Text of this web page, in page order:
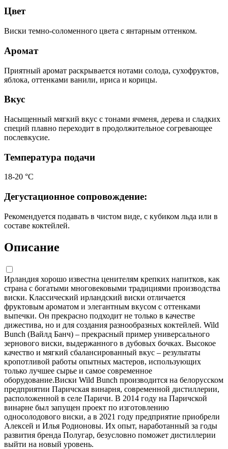
Цвет
Виски темно-соломенного цвета с янтарным оттенком.
Аромат
Приятный аромат раскрывается нотами солода, сухофруктов,
яблока, оттенками ванили, ириса и корицы.
Вкус
Насыщенный мягкий вкус с тонами ячменя, дерева и сладких
специй плавно переходит в продолжительное согревающее
послевкусие.
Температура подачи
18-20 °С
Дегустационное сопровождение:
Рекомендуется подавать в чистом виде, с кубиком льда или в
составе коктейлей.
Описание
Ирландия хорошо известна ценителям крепких напитков, как
страна с богатыми многовековыми традициями производства
виски. Классический ирландский виски отличается
фруктовым ароматом и элегантным вкусом с оттенками
выпечки. Он прекрасно подходит не только в качестве
дижестива, но и для создания разнообразных коктейлей. Wild
Bunch (Вайлд Банч) – прекрасный пример универсального
зернового виски, выдержанного в дубовых бочках. Высокое
качество и мягкий сбалансированный вкус – результаты
кропотливой работы опытных мастеров, использующих
только лучшее сырье и самое современное
оборудование.Виски Wild Bunch производится на белорусском
предприятии Паричская винарня, современной дистиллерии,
расположенной в селе Паричи. В 2014 году на Паричской
винарне был запущен проект по изготовлению
односолодового виски, а в 2021 году предприятие приобрели
Алексей и Илья Родионовы. Их опыт, наработанный за годы
развития бренда Полугар, безусловно поможет дистиллерии
выйти на новый уровень.